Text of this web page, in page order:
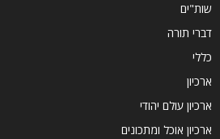
שות"ים
דברי תורה
כללי
ארכיון
ארכיון עולם יהודי
ארכיון אוכל ומתכונים